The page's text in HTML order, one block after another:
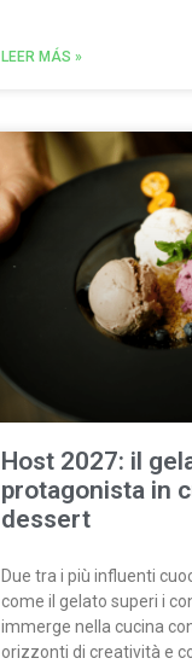
LEER MÁS »
Host 2027: il
protagonista in
dessert
Due tra i più influenti
come il gelato superi i
immerge nella cucina
orizzonti di creatività e